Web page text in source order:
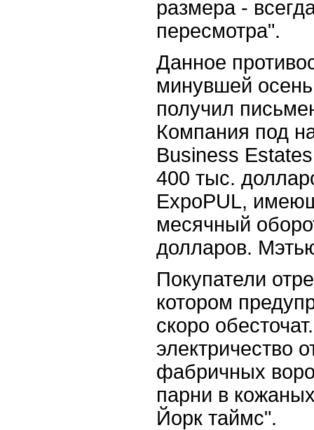
размера -
пересмотра".
Данное
минувшей
получил
Компания под
Business
400 тыс.
ExpoPUL,
месячный
долларов.
Покупатели
котором
скоро
электричество
фабричных
парни в
Йорк таймс".